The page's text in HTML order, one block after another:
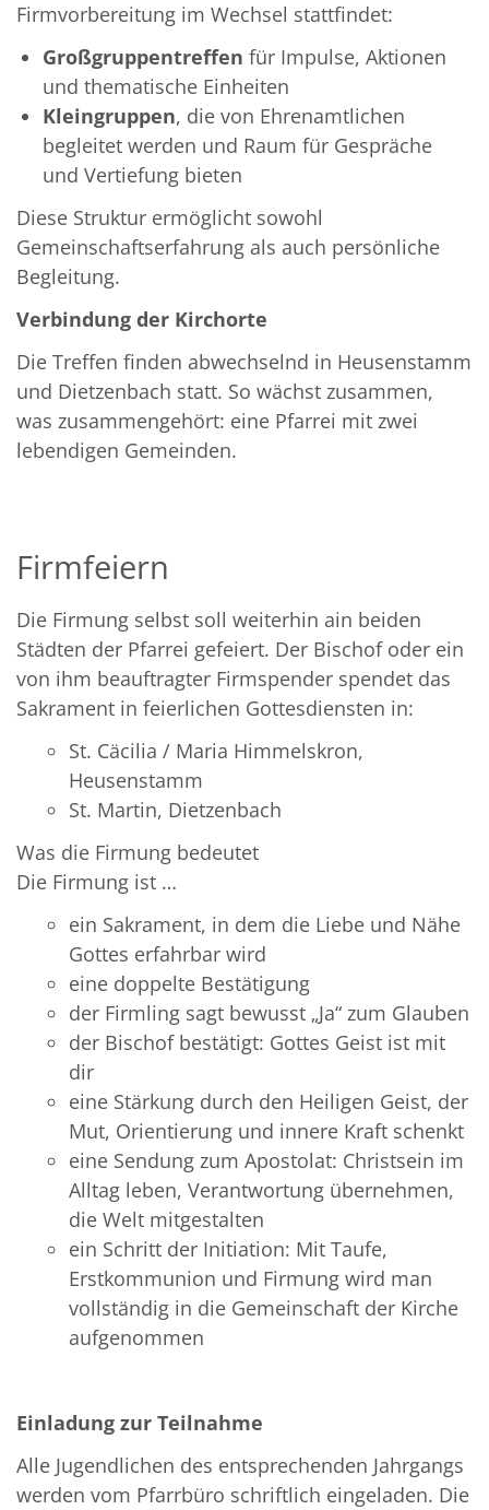
Firmvorbereitung im Wechsel stattfindet:
Großgruppentreffen für Impulse, Aktionen
und thematische Einheiten
Kleingruppen, die von Ehrenamtlichen
begleitet werden und Raum für Gespräche
und Vertiefung bieten
Diese Struktur ermöglicht sowohl
Gemeinschaftserfahrung als auch persönliche
Begleitung.
Verbindung der Kirchorte
Die Treffen finden abwechselnd in Heusenstamm
und Dietzenbach statt. So wächst zusammen,
was zusammengehört: eine Pfarrei mit zwei
lebendigen Gemeinden.
Firmfeiern
Die Firmung selbst soll weiterhin ain beiden
Städten der Pfarrei gefeiert. Der Bischof oder ein
von ihm beauftragter Firmspender spendet das
Sakrament in feierlichen Gottesdiensten in:
St. Cäcilia / Maria Himmelskron,
Heusenstamm
St. Martin, Dietzenbach
Was die Firmung bedeutet
Die Firmung ist …
ein Sakrament, in dem die Liebe und Nähe
Gottes erfahrbar wird
eine doppelte Bestätigung
der Firmling sagt bewusst „Ja“ zum Glauben
der Bischof bestätigt: Gottes Geist ist mit
dir
eine Stärkung durch den Heiligen Geist, der
Mut, Orientierung und innere Kraft schenkt
eine Sendung zum Apostolat: Christsein im
Alltag leben, Verantwortung übernehmen,
die Welt mitgestalten
ein Schritt der Initiation: Mit Taufe,
Erstkommunion und Firmung wird man
vollständig in die Gemeinschaft der Kirche
aufgenommen
Einladung zur Teilnahme
Alle Jugendlichen des entsprechenden Jahrgangs
werden vom Pfarrbüro schriftlich eingeladen. Die